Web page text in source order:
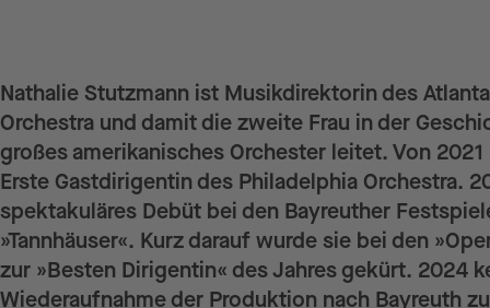
Nathalie Stutzmann ist Musikdirektorin des
Orchestra und damit die zweite Frau in der
großes amerikanisches Orchester leitet. Von
Erste Gastdirigentin des Philadelphia Orchestra.
spektakuläres Debüt bei den Bayreuther
»Tannhäuser«. Kurz darauf wurde sie bei den
zur »Besten Dirigentin« des Jahres gekürt. 2024
Wiederaufnahme der Produktion nach Bayreuth